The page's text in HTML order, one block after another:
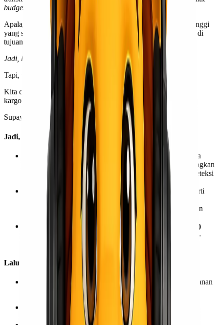
budget
perusahaan.
Apalagi, pengiriman kargo memiliki standar keamanan yang tinggi
yang sangat memungkinkan untuk barang tiba dengan selamat di
tujuan.
Jadi, lebih aman kargo, ya?
Tapi, tunggu dulu!
Kita cari tahu dulu apa saja kelebihan dan kekurangan layanan
kargo untuk memastikan mana yang lebih aman!
Supaya
Kawan Lio tidak mengambil keputusan yang salah!
Jadi, Apa Saja Kelebihan dari Layanan Kargo?
Keamanan yang lebih terjamin . Karena kargo biasanya
melalui pemeriksaan keamanan yang lebih ketat dibandingkan
bagasi reguler. Mulai dari pemeriksaan sinar-X hingga deteksi
Ada penanganan khusus terhadap barang kita
. Seperti
misal, di Lionel Express ini sudah termasuk
dengan material yang kuat untuk meminimalisir kerusakan
selama pengangkutan.
Biasanya ada sistem pelacakan (website atau aplikasi)
untuk membantu kita memantau status barang secara real-
Lalu, Apa Saja Kekurangan dari Layanan Kargo?
Biaya lebih mahal karena proses keamanan dan penanganan
yang lebih kompleks dan berlapis.
Proses pengiriman lebih lamakarena pemeriksaan
keamanan yang lebih ketat.